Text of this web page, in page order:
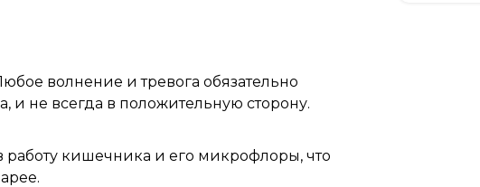
волнение и тревога обязательно
не всегда в положительную сторону.
кишечника и его микрофлоры, что